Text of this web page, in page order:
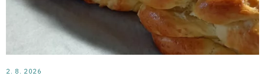
2. 8. 2026